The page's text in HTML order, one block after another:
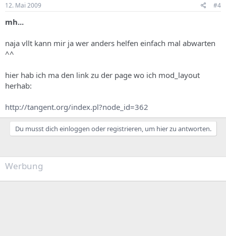
12. Mai 2009 #4
mh...
naja vllt kann mir ja wer anders helfen einfach mal abwarten
^^
hier hab ich ma den link zu der page wo ich mod_layout
herhab:
http://tangent.org/index.pl?node_id=362
Du musst dich einloggen oder registrieren, um hier zu antworten.
Werbung